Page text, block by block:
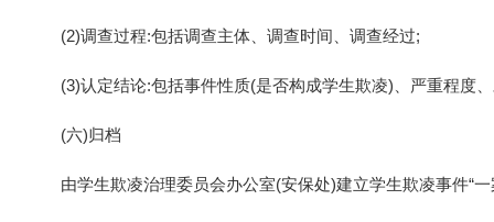
(2)调查过程:包括调查主体、调查时间、调查经过;
(3)认定结论:包括事件性质(是否构成学生欺凌)、严重程度
(六)归档
由学生欺凌治理委员会办公室(安保处)建立学生欺凌事件“